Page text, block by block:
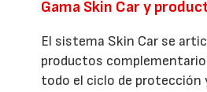
Gama Skin Car y
El sistema Skin Car se
productos
todo el ciclo de protección